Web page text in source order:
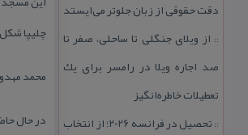
دقت حقوقی از زبان جلوتر می‌ایستد
:: از ویلای جنگلی تا ساحلی، صفر تا
صد اجاره ویلا در رامسر برای یك
تعطیلات خاطره‌انگیز
::
تحصیل در فرانسه 2026؛ از انتخاب
چلیپا
محمد
در حال